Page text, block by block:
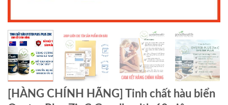
[HÀNG CHÍNH HÃNG] Tinh chất hàu biển